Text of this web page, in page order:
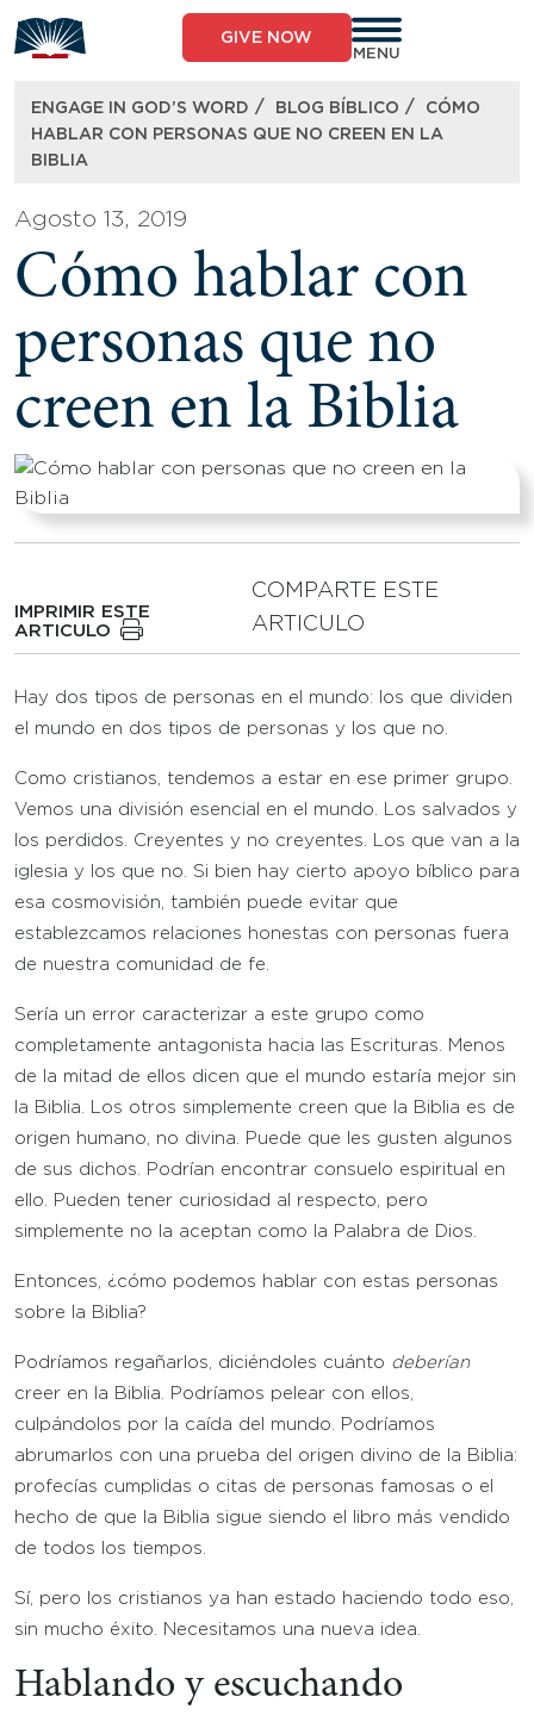
to
content
GIVE NOW
MENU
ENGAGE IN GOD’S WORD / BLOG BÍBLICO /
CÓMO
HABLAR CON PERSONAS QUE NO CREEN EN LA
BIBLIA
Agosto 13, 2019
Cómo hablar con
personas que no
creen en la Biblia
IMPRIMIR ESTE
ARTICULO
COMPARTE ESTE
ARTICULO
Hay dos tipos de personas en el mundo: los que dividen
el mundo en dos tipos de personas y los que no.
Como cristianos, tendemos a estar en ese primer grupo.
Vemos una división esencial en el mundo. Los salvados y
los perdidos. Creyentes y no creyentes. Los que van a la
iglesia y los que no. Si bien hay cierto apoyo bíblico para
esa cosmovisión, también puede evitar que
establezcamos relaciones honestas con personas fuera
de nuestra comunidad de fe.
Sería un error caracterizar a este grupo como
completamente antagonista hacia las Escrituras. Menos
de la mitad de ellos dicen que el mundo estaría mejor sin
la Biblia. Los otros simplemente creen que la Biblia es de
origen humano, no divina. Puede que les gusten algunos
de sus dichos. Podrían encontrar consuelo espiritual en
ello. Pueden tener curiosidad al respecto, pero
simplemente no la aceptan como la Palabra de Dios.
Entonces, ¿cómo podemos hablar con estas personas
sobre la Biblia?
Podríamos regañarlos, diciéndoles cuánto deberían
creer en la Biblia. Podríamos pelear con ellos,
culpándolos por la caída del mundo. Podríamos
abrumarlos con una prueba del origen divino de la Biblia:
profecías cumplidas o citas de personas famosas o el
hecho de que la Biblia sigue siendo el libro más vendido
de todos los tiempos.
Sí, pero los cristianos ya han estado haciendo todo eso,
sin mucho éxito. Necesitamos una nueva idea.
Hablando y escuchando